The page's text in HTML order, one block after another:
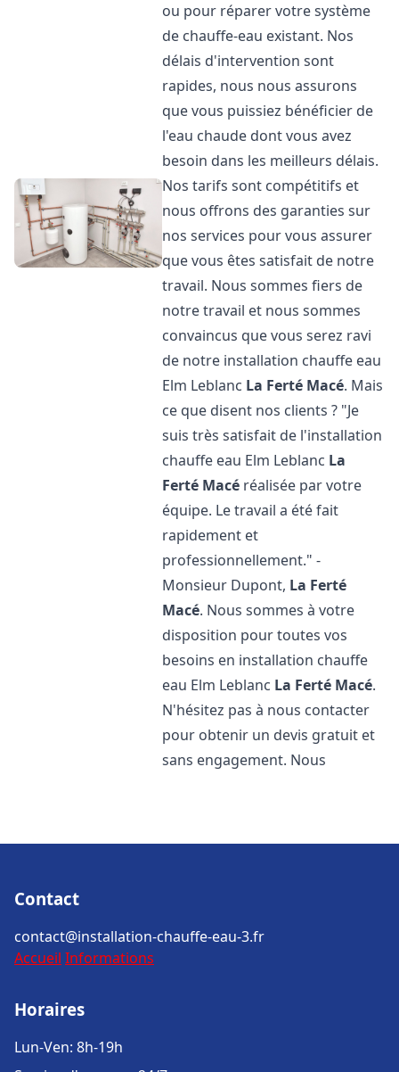
ou pour réparer votre système
de chauffe-eau existant. Nos
délais d'intervention sont
rapides, nous nous assurons
que vous puissiez bénéficier de
l'eau chaude dont vous avez
besoin dans les meilleurs délais.
Nos tarifs sont compétitifs et
nous offrons des garanties sur
nos services pour vous assurer
que vous êtes satisfait de notre
travail. Nous sommes fiers de
notre travail et nous sommes
convaincus que vous serez ravi
de notre installation chauffe eau
Elm Leblanc La Ferté Macé. Mais
ce que disent nos clients ? "Je
suis très satisfait de l'installation
chauffe eau Elm Leblanc La
Ferté Macé réalisée par votre
équipe. Le travail a été fait
rapidement et
professionnellement." -
Monsieur Dupont, La Ferté
Macé. Nous sommes à votre
disposition pour toutes vos
besoins en installation chauffe
eau Elm Leblanc La Ferté Macé.
N'hésitez pas à nous contacter
pour obtenir un devis gratuit et
sans engagement. Nous
Contact
contact@installation-chauffe-eau-3.fr
Accueil Informations
Horaires
Lun-Ven: 8h-19h